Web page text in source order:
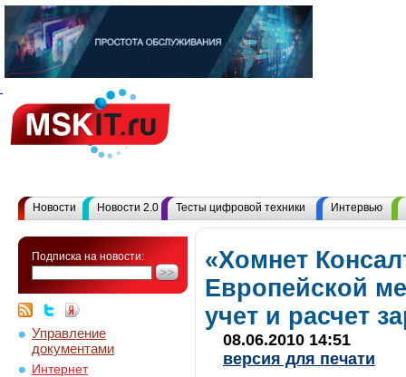
Новости Новости 2.0 Тесты цифровой техники Интервью
Подписка на новости:
Управление
документами
Интернет
«Хомнет
Европейской
учет и расчет
08.06.2010 14:51
версия для печати